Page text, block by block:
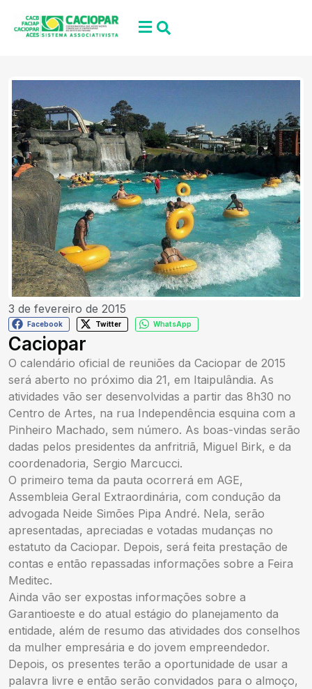
3 de fevereiro de 2015
Facebook Twitter WhatsApp
Caciopar
O calendário oficial de reuniões da Caciopar de 2015
será aberto no próximo dia 21, em Itaipulândia. As
atividades vão ser desenvolvidas a partir das 8h30 no
Centro de Artes, na rua Independência esquina com a
Pinheiro Machado, sem número. As boas-vindas serão
dadas pelos presidentes da anfritriã, Miguel Birk, e da
coordenadoria, Sergio Marcucci.
O primeiro tema da pauta ocorrerá em AGE,
Assembleia Geral Extraordinária, com condução da
advogada Neide Simões Pipa André. Nela, serão
apresentadas, apreciadas e votadas mudanças no
estatuto da Caciopar. Depois, será feita prestação de
contas e então repassadas informações sobre a Feira
Meditec.
Ainda vão ser expostas informações sobre a
Garantioeste e do atual estágio do planejamento da
entidade, além de resumo das atividades dos conselhos
da mulher empresária e do jovem empreendedor.
Depois, os presentes terão a oportunidade de usar a
palavra livre e então serão convidados para o almoço,